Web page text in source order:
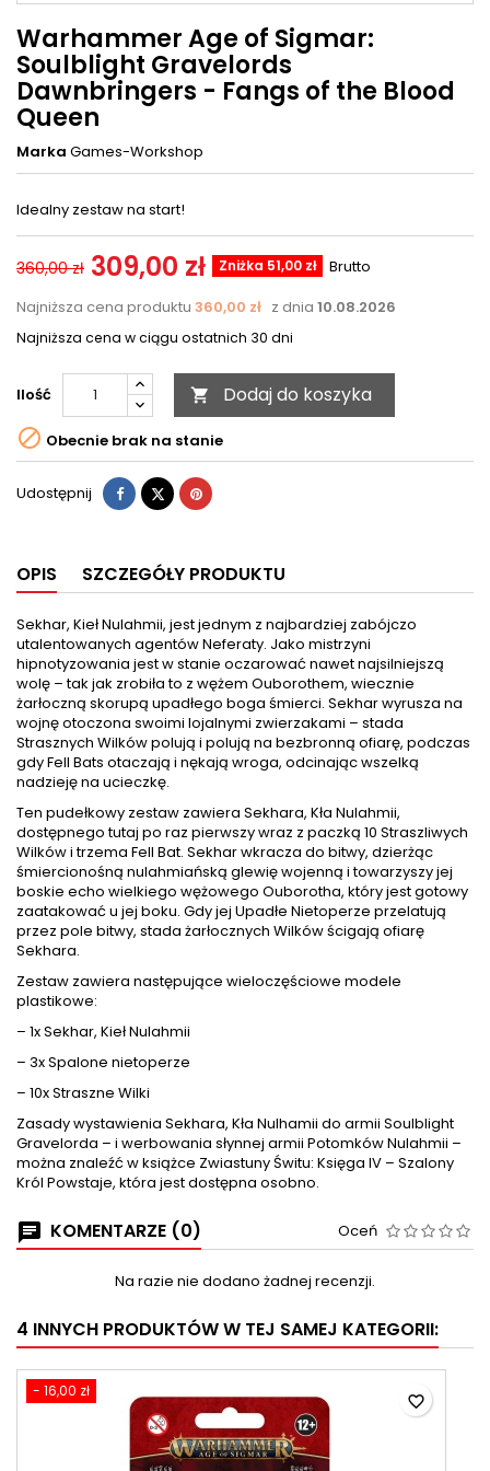
Warhammer Age of Sigmar:
Soulblight Gravelords
Dawnbringers - Fangs of the Blood
Queen
Marka Games-Workshop
Idealny zestaw na start!
360,00 zł 309,00 zł Zniżka 51,00 zł
Brutto
Najniższa cena produktu 360,00 zł z dnia 10.08.2026
Najniższa cena w ciągu ostatnich 30 dni
Ilość  Dodaj do koszyka
 Obecnie brak na stanie
Udostępnij Udostępnij
TweetujPinterest
OPIS SZCZEGÓŁY PRODUKTU
Sekhar, Kieł Nulahmii, jest jednym z najbardziej zabójczo
utalentowanych agentów Neferaty. Jako mistrzyni
hipnotyzowania jest w stanie oczarować nawet najsilniejszą
wolę – tak jak zrobiła to z wężem Ouborothem, wiecznie
żarłoczną skorupą upadłego boga śmierci. Sekhar wyrusza na
wojnę otoczona swoimi lojalnymi zwierzakami – stada
Strasznych Wilków polują i polują na bezbronną ofiarę, podczas
gdy Fell Bats otaczają i nękają wroga, odcinając wszelką
nadzieję na ucieczkę.
Ten pudełkowy zestaw zawiera Sekhara, Kła Nulahmii,
dostępnego tutaj po raz pierwszy wraz z paczką 10 Straszliwych
Wilków i trzema Fell Bat. Sekhar wkracza do bitwy, dzierżąc
śmiercionośną nulahmiańską glewię wojenną i towarzyszy jej
boskie echo wielkiego wężowego Ouborotha, który jest gotowy
zaatakować u jej boku. Gdy jej Upadłe Nietoperze przelatują
przez pole bitwy, stada żarłocznych Wilków ścigają ofiarę
Sekhara.
Zestaw zawiera następujące wieloczęściowe modele
plastikowe:
– 1x Sekhar, Kieł Nulahmii
– 3x Spalone nietoperze
– 10x Straszne Wilki
Zasady wystawienia Sekhara, Kła Nulhamii do armii Soulblight
Gravelorda – i werbowania słynnej armii Potomków Nulahmii –
można znaleźć w książce Zwiastuny Świtu: Księga IV – Szalony
Król Powstaje, która jest dostępna osobno.
KOMENTARZE (0) Oceń
Na razie nie dodano żadnej recenzji.
4 INNYCH PRODUKTÓW W TEJ SAMEJ KATEGORII:
- 16,00 zł
favorite_border